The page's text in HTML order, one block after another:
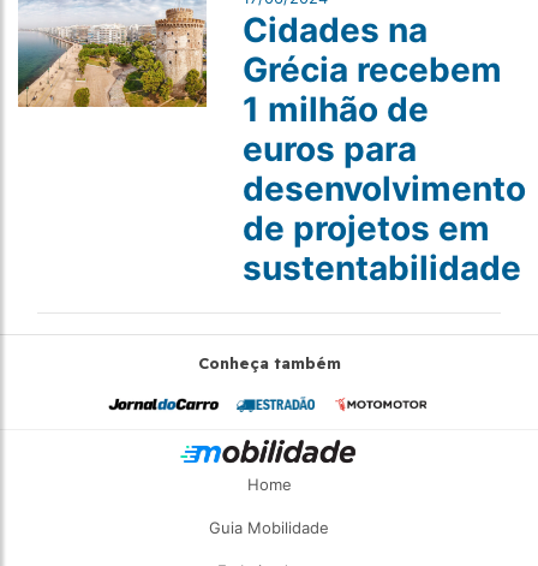
Cidades na
Grécia recebem
1 milhão de
euros para
desenvolvimento
de projetos em
sustentabilidade
Conheça também
Home
Guia Mobilidade